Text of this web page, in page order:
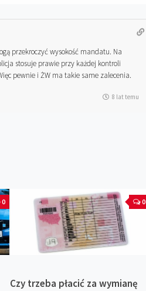
przekroczyć wysokość mandatu. Na
stosuje prawie przy każdej kontroli
pewnie i ŻW ma takie same zalecenia.
8 lat temu
0 0
Czy trzeba płacić za wymianę